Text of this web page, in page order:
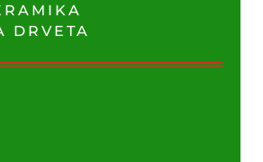
DRVETA